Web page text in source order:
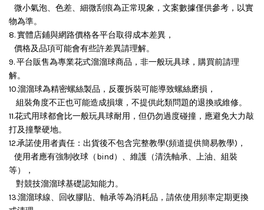
微小氣泡、色差、細微刮痕為正常現象，文案數據僅供參考，以實
物為準。
8. 實體店鋪與網路價格各平台取得成本差異，
價格及品項可能會有些許差異請理解。
9. 平台販售為專業花式溜溜球商品，非一般玩具球，購買前請理
解。
10.溜溜球為精密螺絲製品，反覆拆裝可能導致螺絲磨損，
組裝角度不正也可能造成損壞， 不提供此類問題的退換或維修。
11.花式用球都會比一般玩具球耐用，但仍勿過度碰撞，應避免大力敲
打及撞擊硬地。
12.承諾使用者責任：出貨後不包含完整教學(頻道提供簡易教學)，
使用者應有強制收球（bind）、維護（清洗軸承、上油、組裝
等），
對競技溜溜球基礎認知能力。
13.溜溜球線、回收膠貼、軸承等為消耗品，請依使用頻率定期更換